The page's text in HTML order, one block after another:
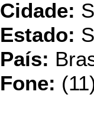
Cidade:
Estado:
País:
Fone: